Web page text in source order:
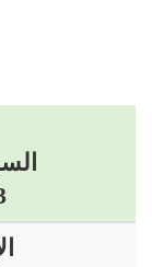
السبت 8
23